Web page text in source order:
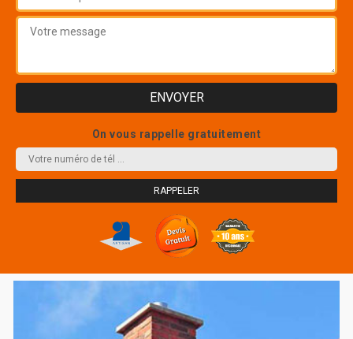
On vous rappelle gratuitement